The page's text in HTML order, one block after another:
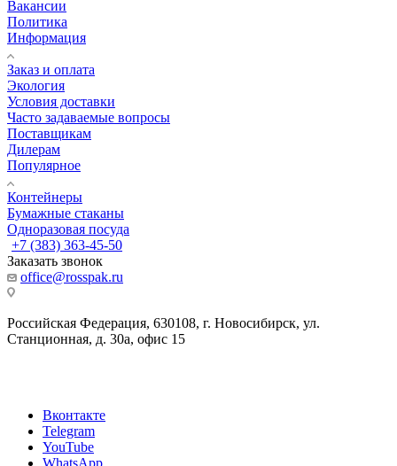
Вакансии
Политика
Информация
Заказ и оплата
Экология
Условия доставки
Часто задаваемые вопросы
Поставщикам
Дилерам
Популярное
Контейнеры
Бумажные стаканы
Одноразовая посуда
+7 (383) 363-45-50
Заказать звонок
office@rosspak.ru
Российская Федерация, 630108, г. Новосибирск, ул.
Станционная, д. 30а, офис 15
Вконтакте
Telegram
YouTube